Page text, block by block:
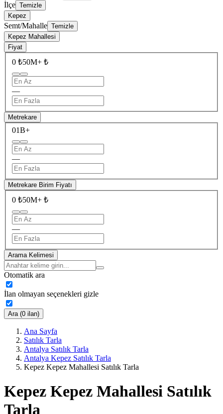
İlçe Temizle
Kepez
Semt/Mahalle Temizle
Kepez Mahallesi
Fiyat
0 ₺50M+ ₺
—
Metrekare
01B+
—
Metrekare Birim Fiyatı
0 ₺50M+ ₺
—
Arama Kelimesi
Otomatik ara
İlan olmayan seçenekleri gizle
Ara (0 ilan)
Ana Sayfa
Satılık Tarla
Antalya Satılık Tarla
Antalya Kepez Satılık Tarla
Kepez Kepez Mahallesi Satılık Tarla
Kepez Kepez Mahallesi Satılık
Tarla